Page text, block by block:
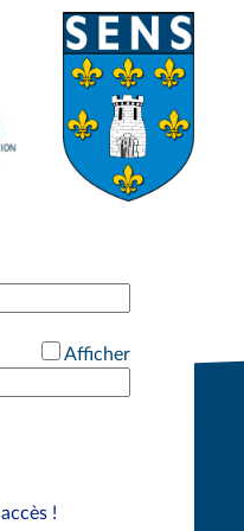
du grand-Sénonais>
Consulter le site
Afficher
!